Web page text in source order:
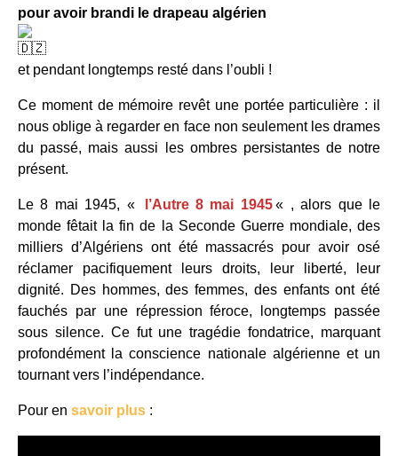
pour avoir brandi le drapeau algérien
et pendant longtemps resté dans l’oubli !
Ce moment de mémoire revêt une portée particulière : il
nous oblige à regarder en face non seulement les drames
du passé, mais aussi les ombres persistantes de notre
présent.
Le 8 mai 1945, « l’Autre 8 mai 1945« , alors que le
monde fêtait la fin de la Seconde Guerre mondiale, des
milliers d’Algériens ont été massacrés pour avoir osé
réclamer pacifiquement leurs droits, leur liberté, leur
dignité. Des hommes, des femmes, des enfants ont été
fauchés par une répression féroce, longtemps passée
sous silence. Ce fut une tragédie fondatrice, marquant
profondément la conscience nationale algérienne et un
tournant vers l’indépendance.
Pour en savoir plus :